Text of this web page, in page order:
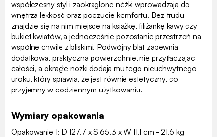
współczesny styl i zaokrąglone nóżki wprowadzają do
wnętrza lekkość oraz poczucie komfortu. Bez trudu
znajdzie się na nim miejsce na książkę, filiżankę kawy czy
bukiet kwiatów, a jednocześnie pozostanie przestrzeń na
wspólne chwile z bliskimi. Podwójny blat zapewnia
dodatkową, praktyczną powierzchnię, nie przytłaczając
całości, a okrągłe nóżki dodają mu tego nieuchwytnego
uroku, który sprawia, że jest równie estetyczny, co
przyjemny w codziennym użytkowaniu.
Wymiary opakowania
Opakowanie 1: D 127.7 x S 65.3 x W 11.1 cm - 21.6 kg